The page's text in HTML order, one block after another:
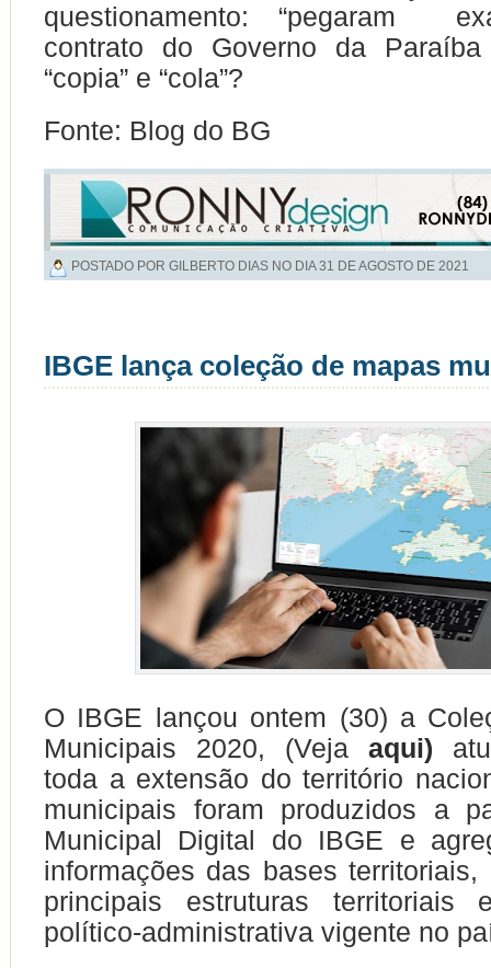
questionamento: “pegaram
contrato do Governo da
“copia” e “cola”?
Fonte: Blog do BG
POSTADO POR GILBERTO DIAS NO DIA31 DE AGOSTO DE 2021
IBGE lança coleção de mapas
O IBGE lançou ontem (30) a
Municipais 2020, (Veja aqui)
toda a extensão do território
municipais foram produzidos a
Municipal Digital do IBGE e
informações das bases territoriais,
principais estruturas territoriais
político-administrativa vigente no